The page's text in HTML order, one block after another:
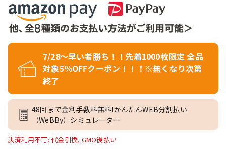
7/28～早い者勝ち！！先着1000枚限定 全品
対象5％OFFクーポン！！！※無くなり次第
終了
48回まで金利手数料無料!かんたんWEB分割払い
（WeBBy）シミュレーター
決済利用不可: 代金引換, GMO後払い